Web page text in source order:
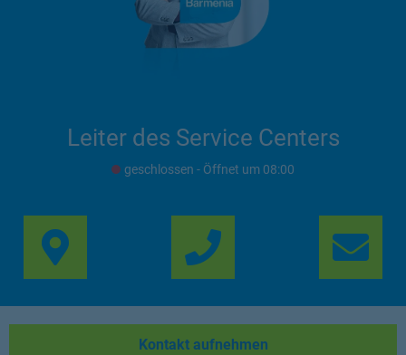
Leiter des Service Centers
geschlossen - Öffnet um 08:00
Link Opens in New
Kontakt aufnehmen